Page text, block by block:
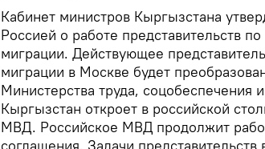
Кабинет министров Кыргызстана
Россией о работе представительств
миграции. Действующее
миграции в Москве будет
Министерства труда, соцобеспечения
Кыргызстан откроет в российской
МВД. Российское МВД продолжит